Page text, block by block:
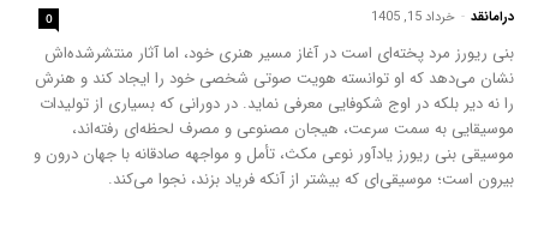
درامانقد - خرداد 15, 1405 0
بنی ریورز مرد پخته‌ای است در آغاز مسیر هنری خود، اما آثار منتشرشده‌اش
نشان می‌دهد که او توانسته هویت صوتی شخصی خود را ایجاد کند و هنرش
را نه دیر بلکه در اوج شکوفایی معرفی نماید. در دورانی که بسیاری از تولیدات
موسیقایی به سمت سرعت، هیجان مصنوعی و مصرف لحظه‌ای رفته‌اند،
موسیقی بنی ریورز یادآور نوعی مکث، تأمل و مواجهه صادقانه با جهان درون و
بیرون است؛ موسیقی‌ای که بیشتر از آنکه فریاد بزند، نجوا می‌کند.